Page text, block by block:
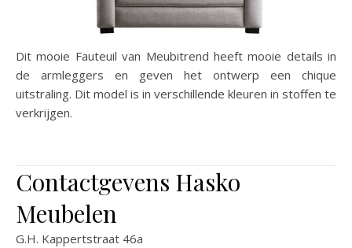
Dit mooie Fauteuil van Meubitrend heeft mooie details in
de armleggers en geven het ontwerp een chique
uitstraling. Dit model is in verschillende kleuren in stoffen te
verkrijgen.
Contactgevens Hasko
Meubelen
G.H. Kappertstraat 46a